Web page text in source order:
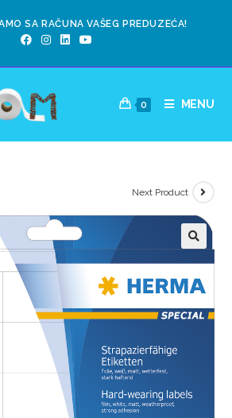
SA RAČUNA VAŠEG PREDUZEĆA!
0 MENU
Next Product